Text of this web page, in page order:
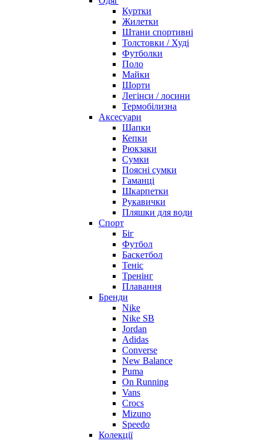
Куртки
Жилетки
Штани спортивні
Толстовки / Худі
Футболки
Поло
Майки
Шорти
Легінси / лосини
Термобілизна
Аксесуари
Шапки
Кепки
Рюкзаки
Сумки
Поясні сумки
Гаманці
Шкарпетки
Рукавички
Пляшки для води
Спорт
Біг
Футбол
Баскетбол
Теніс
Тренінг
Плавання
Бренди
Nike
Nike SB
Jordan
Adidas
Converse
New Balance
Puma
On Running
Vans
Crocs
Mizuno
Speedo
Колекції